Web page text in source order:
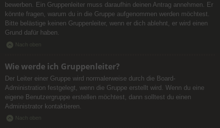
bewerben. Ein Gruppenleiter muss daraufhin deinen Antrag annehmen. Er
könnte fragen, warum du in die Gruppe aufgenommen werden möchtest.
Bitte belästige keinen Gruppenleiter, wenn er dich ablehnt, er wird einen
Grund dafür haben.
Nach oben
Wie werde ich Gruppenleiter?
Der Leiter einer Gruppe wird normalerweise durch die Board-
Administration festgelegt, wenn die Gruppe erstellt wird. Wenn du eine
eigene Benutzergruppe erstellen möchtest, dann solltest du einen
Administrator kontaktieren.
Nach oben